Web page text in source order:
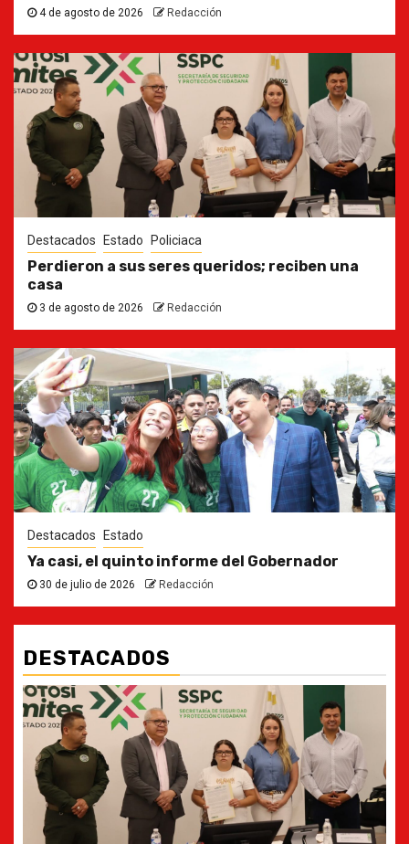
4 de agosto de 2026 Redacción
Destacados Estado Policiaca
Perdieron a sus seres queridos; reciben una
casa
3 de agosto de 2026 Redacción
Destacados Estado
Ya casi, el quinto informe del Gobernador
30 de julio de 2026 Redacción
DESTACADOS